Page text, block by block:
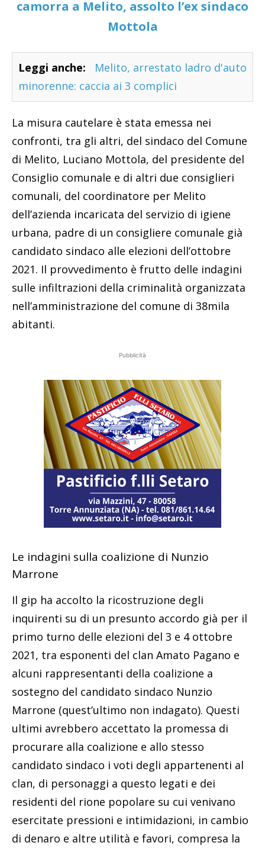
camorra a Melito, assolto l’ex sindaco
Mottola
Leggi anche:
Melito, arrestato ladro d'auto
minorenne: caccia ai 3 complici
La misura cautelare è stata emessa nei
confronti, tra gli altri, del sindaco del Comune
di Melito, Luciano Mottola, del presidente del
Consiglio comunale e di altri due consiglieri
comunali, del coordinatore per Melito
dell’azienda incaricata del servizio di igiene
urbana, padre di un consigliere comunale già
candidato sindaco alle elezioni dell’ottobre
2021. Il provvedimento è frutto delle indagini
sulle infiltrazioni della criminalità organizzata
nell’amministrazione del comune di 38mila
abitanti.
Pubblicità
Le indagini sulla coalizione di Nunzio
Marrone
Il gip ha accolto la ricostruzione degli
inquirenti su di un presunto accordo già per il
primo turno delle elezioni del 3 e 4 ottobre
2021, tra esponenti del clan Amato Pagano e
alcuni rappresentanti della coalizione a
sostegno del candidato sindaco Nunzio
Marrone (quest’ultimo non indagato). Questi
ultimi avrebbero accettato la promessa di
procurare alla coalizione e allo stesso
candidato sindaco i voti degli appartenenti al
clan, di personaggi a questo legati e dei
residenti del rione popolare su cui venivano
esercitate pressioni e intimidazioni, in cambio
di denaro e altre utilità e favori, compresa la